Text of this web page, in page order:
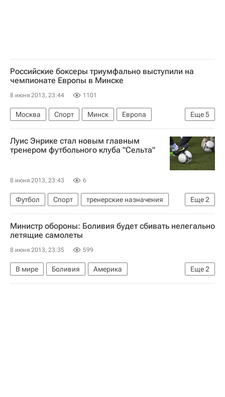
Российские боксеры триумфально выступили на
чемпионате Европы в Минске
8 июня 2013, 23:44 1101
Еще5
Москва Спорт Минск
Европа
Белоруссия
Весь мир
Сергей Кузьмин
Олимпийские игры
Россия
Луис Энрике стал новым главным
тренером футбольного клуба "Сельта"
8 июня 2013, 23:43 6
Еще2
Футбол Спорт
тренерские назначения
Луис Энрике
Сельта
Министр обороны: Боливия будет сбивать нелегально
летящие самолеты
8 июня 2013, 23:35 599
Еще2
В мире Боливия
Америка
Южная Америка
Весь мир